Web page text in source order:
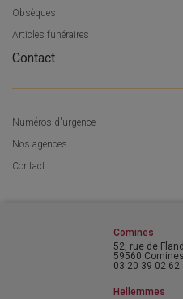
Obsèques
Articles funéraires
Contact
Numéros d'urgence
Nos agences
Contact
Comines
52, rue de
59560 Comines
03 20 39 02 62
Hellemmes